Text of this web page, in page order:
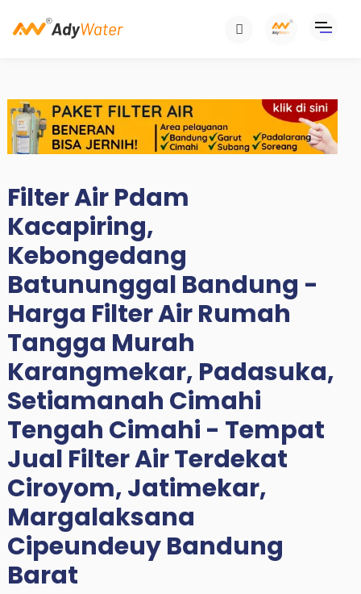
Filter Air Pdam
Kacapiring,
Kebongedang
Batununggal Bandung -
Harga Filter Air Rumah
Tangga Murah
Karangmekar, Padasuka,
Setiamanah Cimahi
Tengah Cimahi - Tempat
Jual Filter Air Terdekat
Ciroyom, Jatimekar,
Margalaksana
Cipeundeuy Bandung
Barat